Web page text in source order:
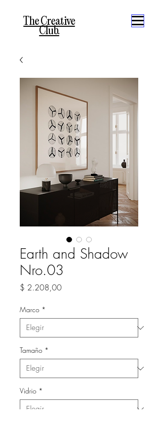
The Creative
Club.
Earth and Shadow
Nro.03
$ 2.208,00Precio
Marco *
Tamaño *
Vidrio *